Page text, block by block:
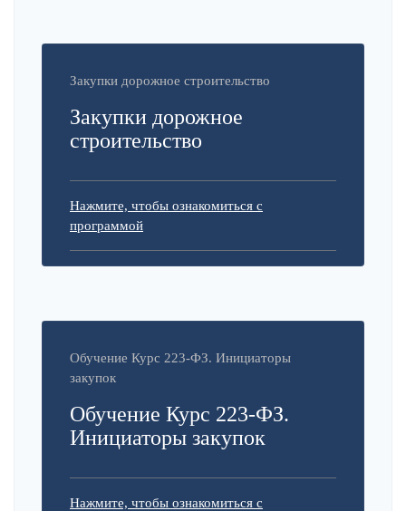
Закупки дорожное строительство
Закупки дорожное
строительство
Нажмите, чтобы ознакомиться с
программой
Обучение Курс 223-ФЗ. Инициаторы
закупок
Обучение Курс 223-ФЗ.
Инициаторы закупок
Нажмите, чтобы ознакомиться с